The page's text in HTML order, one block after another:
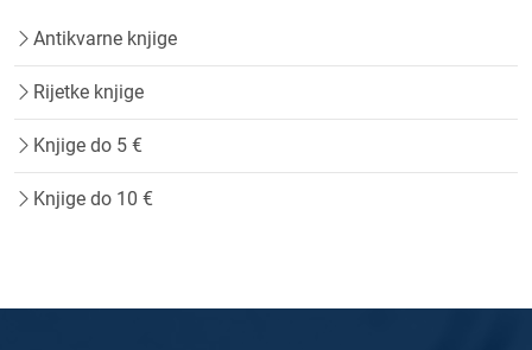
Antikvarne knjige
Rijetke knjige
Knjige do 5 €
Knjige do 10 €